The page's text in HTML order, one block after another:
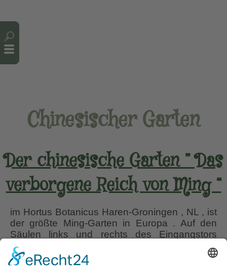
Chinesischer Garten
Der chinesische Garten ” Das
verborgene Reich von Ming “
im Hortus Botanicus Haren-Groningen , NL , ist
der größte Ming-Garten in Europa . Auf den
Säulen links und rechts des Eingangstors
stehen die Namen Shanghai und Niederlande
in chinesischen Schriftzeichen. Über dem
Eingangstor befindet sich das Wort